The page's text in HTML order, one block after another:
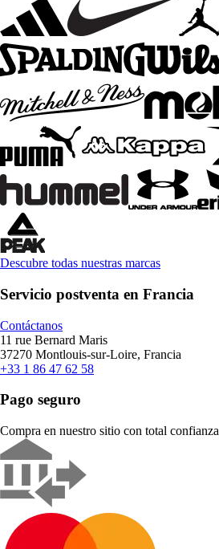
Descubre todas nuestras marcas
Servicio postventa en Francia
Contáctanos
11 rue Bernard Maris
37270 Montlouis-sur-Loire, Francia
+33 1 86 47 62 58
Pago seguro
Compra en nuestro sitio con total confianza